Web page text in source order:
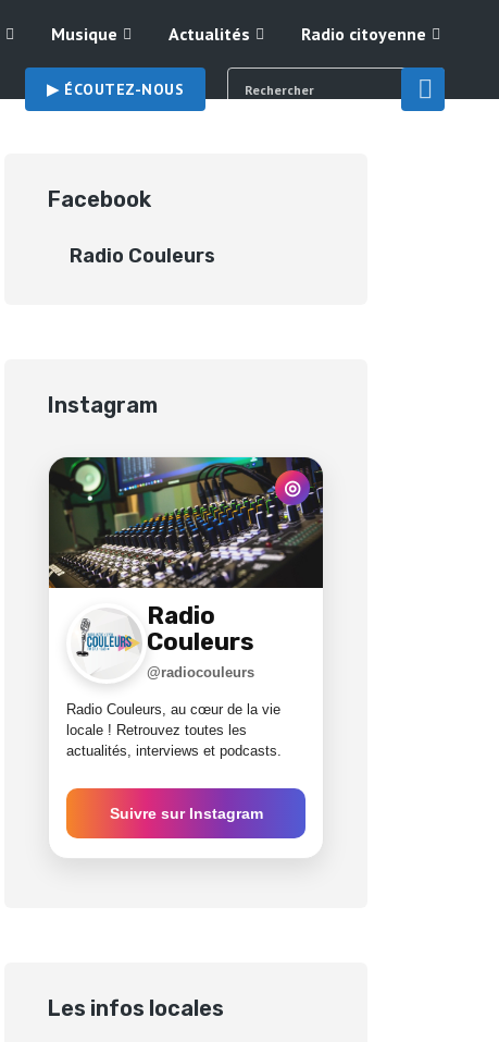
Musique Actualités Radio citoyenne
▶︎ ÉCOUTEZ-NOUS
Facebook
Radio Couleurs
Instagram
◎
Radio
Couleurs
@radiocouleurs
Radio Couleurs, au cœur de la vie
locale ! Retrouvez toutes les
actualités, interviews et podcasts.
Suivre sur Instagram
Les infos locales